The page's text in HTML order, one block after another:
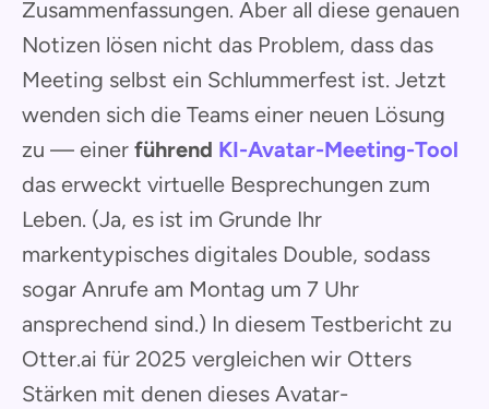
Zusammenfassungen. Aber all diese genauen
Notizen lösen nicht das Problem, dass das
Meeting selbst ein Schlummerfest ist. Jetzt
wenden sich die Teams einer neuen Lösung
zu — einer führend KI-Avatar-Meeting-Tool
das erweckt virtuelle Besprechungen zum
Leben. (Ja, es ist im Grunde Ihr
markentypisches digitales Double, sodass
sogar Anrufe am Montag um 7 Uhr
ansprechend sind.) In diesem Testbericht zu
Otter.ai für 2025 vergleichen wir Otters
Stärken mit denen dieses Avatar-